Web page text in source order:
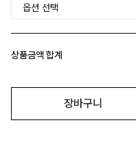
상품금액 합계
장바구니